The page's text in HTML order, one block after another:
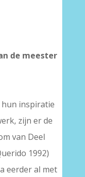
de meester
hun inspiratie
zijn er de
van Deel
1992)
eerder al met